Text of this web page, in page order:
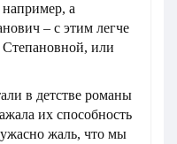
а
– с этим легче
или
в детстве романы
их способность
жаль, что мы